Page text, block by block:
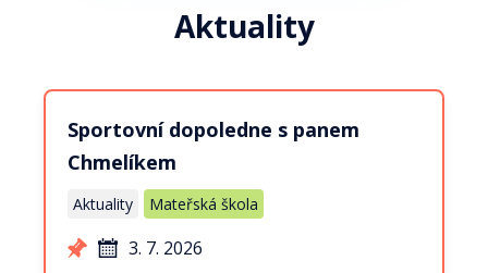
Aktuality
Sportovní dopoledne s panem
Chmelíkem
Aktuality Mateřská škola
3. 7. 2026